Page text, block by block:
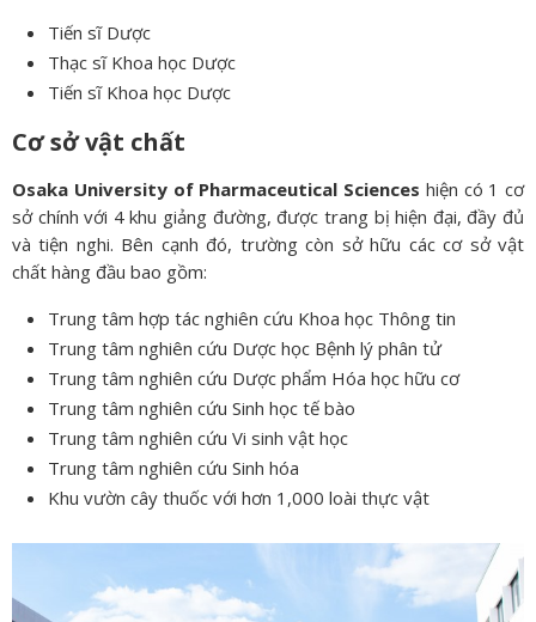
Tiến sĩ Dược
Thạc sĩ Khoa học Dược
Tiến sĩ Khoa học Dược
Cơ sở vật chất
Osaka University of Pharmaceutical Sciences hiện có 1 cơ
sở chính với 4 khu giảng đường, được trang bị hiện đại, đầy đủ
và tiện nghi. Bên cạnh đó, trường còn sở hữu các cơ sở vật
chất hàng đầu bao gồm:
Trung tâm hợp tác nghiên cứu Khoa học Thông tin
Trung tâm nghiên cứu Dược học Bệnh lý phân tử
Trung tâm nghiên cứu Dược phẩm Hóa học hữu cơ
Trung tâm nghiên cứu Sinh học tế bào
Trung tâm nghiên cứu Vi sinh vật học
Trung tâm nghiên cứu Sinh hóa
Khu vườn cây thuốc với hơn 1,000 loài thực vật